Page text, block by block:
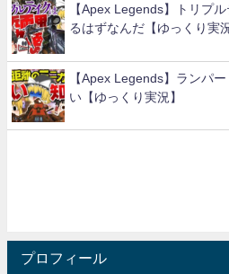
【Apex Legends】トリプ
るはずなんだ【ゆっくり実況
【Apex Legends】ランパ
い【ゆっくり実況】
プロフィール